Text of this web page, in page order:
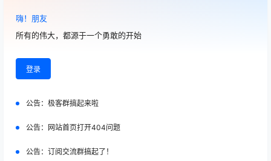
嗨！朋友
所有的伟大，都源于一个勇敢的开始
登录
公告： 极客群搞起来啦
公告： 网站首页打开404问题
公告： 订阅交流群搞起了！